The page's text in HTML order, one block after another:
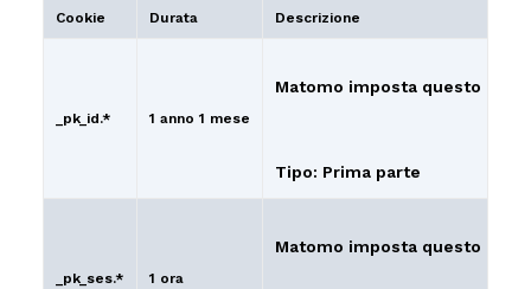
Cookie Durata Descrizione
_pk_id.* 1 anno 1 mese
Matomo imposta questo
Tipo: Prima parte
_pk_ses.* 1 ora
Matomo imposta questo